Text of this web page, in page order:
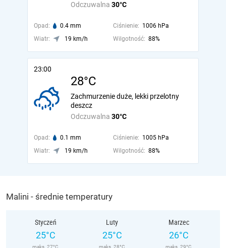
Odczuwalna 30°C
Opad: 0.4 mm Ciśnienie: 1006 hPa
Wiatr:
19 km/h Wilgotność: 88%
23:00
28°C
Odczuwalna 30°C
Zachmurzenie duże, lekki przelotny
deszcz
Opad: 0.1 mm Ciśnienie: 1005 hPa
Wiatr:
19 km/h Wilgotność: 88%
Malini - średnie temperatury
Styczeń
25°C
maks. 27°C
Luty
25°C
maks. 28°C
Marzec
26°C
maks. 29°C